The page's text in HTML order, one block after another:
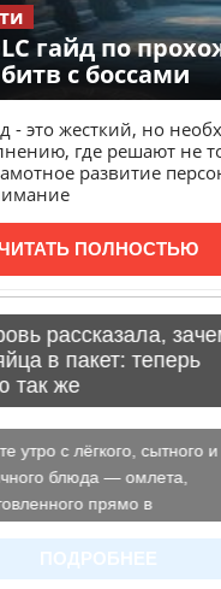
гайд по
с боссами
- это жесткий, но
где решают не
развитие
ПОЛНОСТЬЮ